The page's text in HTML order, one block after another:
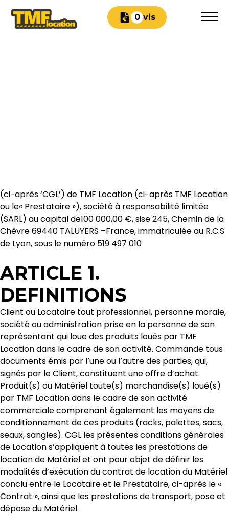
Devis
0
(ci-après ‘CGL’) de TMF Location (ci-après TMF Location
ou le« Prestataire »), société à responsabilité limitée
(SARL) au capital de100 000,00 €, sise 245, Chemin de la
Chèvre 69440 TALUYERS –France, immatriculée au R.C.S
de Lyon, sous le numéro 519 497 010
ARTICLE 1.
DEFINITIONS
Client ou Locataire tout professionnel, personne morale,
société ou administration prise en la personne de son
représentant qui loue des produits loués par TMF
Location dans le cadre de son activité. Commande tous
documents émis par l’une ou l’autre des parties, qui,
signés par le Client, constituent une offre d’achat.
Produit(s) ou Matériel toute(s) marchandise(s) loué(s)
par TMF Location dans le cadre de son activité
commerciale comprenant également les moyens de
conditionnement de ces produits (racks, palettes, sacs,
seaux, sangles). CGL les présentes conditions générales
de Location s’appliquent à toutes les prestations de
location de Matériel et ont pour objet de définir les
modalités d’exécution du contrat de location du Matériel
conclu entre le Locataire et le Prestataire, ci-après le «
Contrat », ainsi que les prestations de transport, pose et
dépose du Matériel.